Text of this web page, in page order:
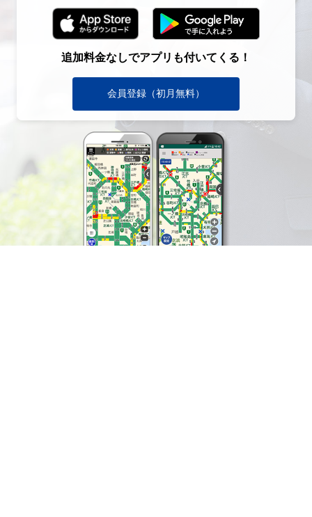
追加料金なしでアプリも付いてくる！
会員登録（初月無料）